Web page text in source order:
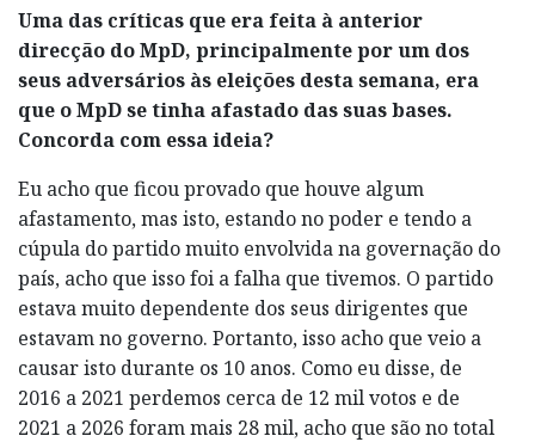
Uma das críticas que era feita à anterior
direcção do MpD, principalmente por um dos
seus adversários às eleições desta semana, era
que o MpD se tinha afastado das suas bases.
Concorda com essa ideia?
Eu acho que ficou provado que houve algum
afastamento, mas isto, estando no poder e tendo a
cúpula do partido muito envolvida na governação do
país, acho que isso foi a falha que tivemos. O partido
estava muito dependente dos seus dirigentes que
estavam no governo. Portanto, isso acho que veio a
causar isto durante os 10 anos. Como eu disse, de
2016 a 2021 perdemos cerca de 12 mil votos e de
2021 a 2026 foram mais 28 mil, acho que são no total